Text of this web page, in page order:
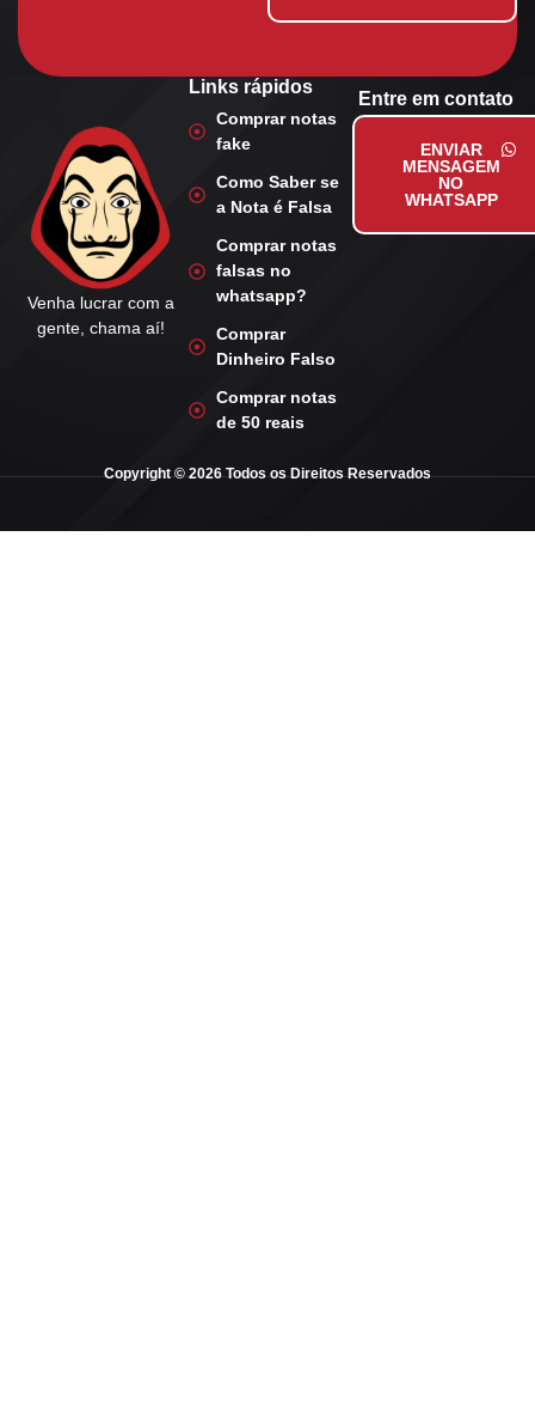
Venha lucrar com a
gente, chama aí!
Links rápidos
Comprar notas
fake
Como Saber se
a Nota é Falsa
Comprar notas
falsas no
whatsapp?
Comprar
Dinheiro Falso
Comprar notas
de 50 reais
Entre em contato
ENVIAR
MENSAGEM
NO
WHATSAPP
Copyright © 2026 Todos os Direitos Reservados